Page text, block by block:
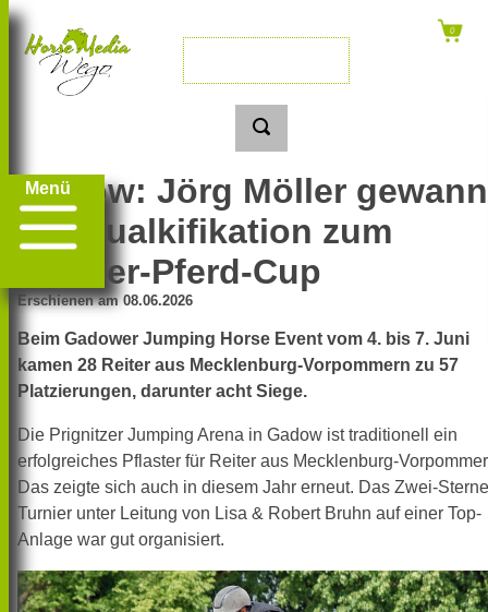
Gadow: Jörg Möller gewann
die Qualkifikation zum
Partner-Pferd-Cup
Erschienen am 08.06.2026
Beim Gadower Jumping Horse Event vom 4. bis 7. Juni
kamen 28 Reiter aus Mecklenburg-Vorpommern zu 57
Platzierungen, darunter acht Siege.
Die Prignitzer Jumping Arena in Gadow ist traditionell ein
erfolgreiches Pflaster für Reiter aus Mecklenburg-
Das zeigte sich auch in diesem Jahr erneut. Das Zwei-
Turnier unter Leitung von Lisa & Robert Bruhn auf einer Top-
Anlage war gut organisiert.
Menü